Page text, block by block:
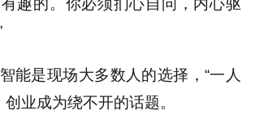
能是现场大多数人的选择，“一人
业成为绕不开的话题。